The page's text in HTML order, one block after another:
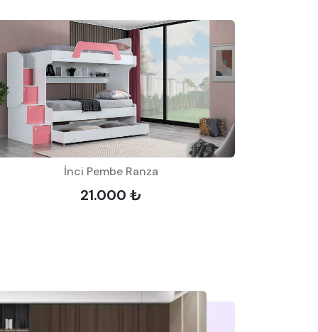
İnci Pembe Ranza
21.000 ₺